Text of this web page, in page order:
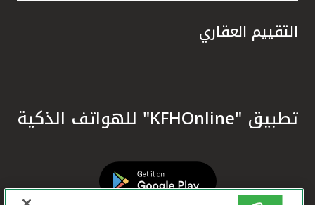
التقييم العقاري
تطبيق "KFHOnline" للهواتف الذكية